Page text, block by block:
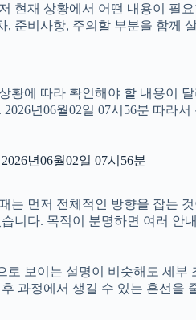
현재 상황에서 어떤 내용이 필
, 준비사항, 주의할 부분을 함께
황에 따라 확인해야 할 내용이
년06월02일 07시56분 따라
년06월02일 07시56분
는 먼저 전체적인 방향을 잡는
니다. 목적이 분명하면 여러 안
로 보이는 설명이 비슷해도 세부
과정에서 생길 수 있는 혼선을